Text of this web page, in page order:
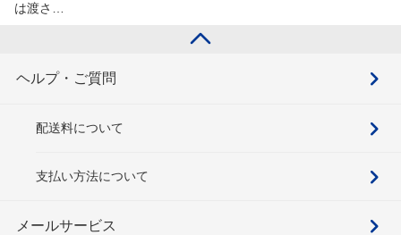
は渡さ…
ヘルプ・ご質問
配送料について
支払い方法について
メールサービス